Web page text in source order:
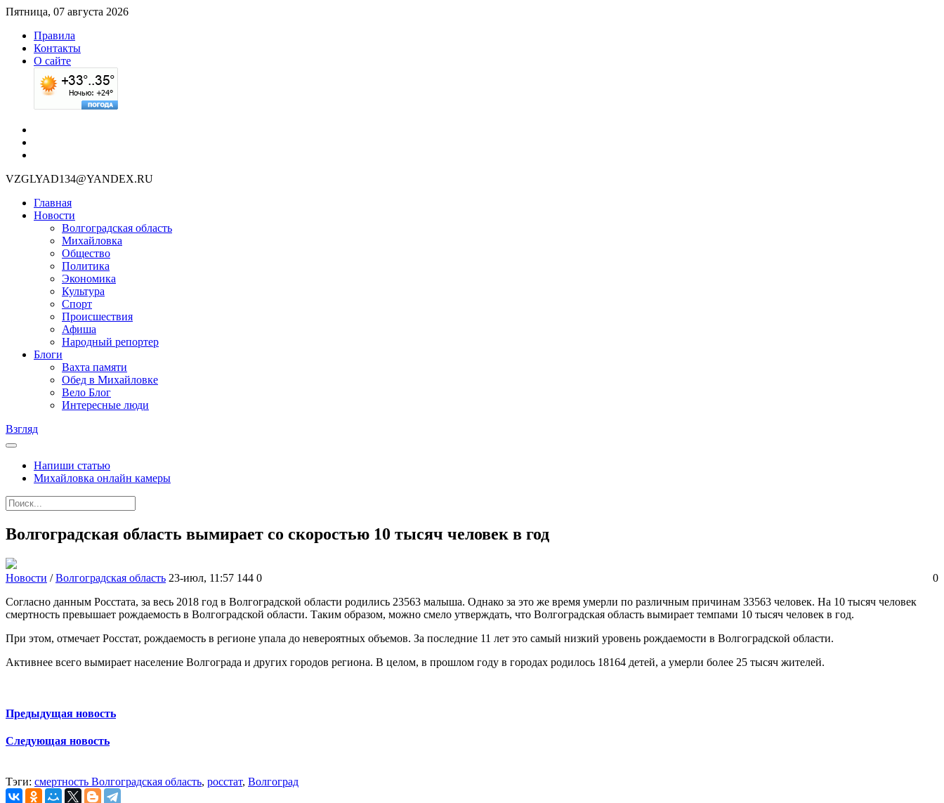
Пятница, 07 августа 2026
Правила
Контакты
О сайте
VZGLYAD134@YANDEX.RU
Главная
Новости
Волгоградская область
Михайловка
Общество
Политика
Экономика
Культура
Спорт
Происшествия
Афиша
Народный репортер
Блоги
Вахта памяти
Обед в Михайловке
Вело Блог
Интересные люди
Взгляд
Напиши статью
Михайловка онлайн камеры
Волгоградская область вымирает со скоростью 10 тысяч человек в год
Новости /Волгоградская область 23-июл, 11:57 144 0
0
Согласно данным Росстата, за весь 2018 год в Волгоградской области родились 23563 малыша. Однако за это же время умерли по различным причинам 33563 человек. На 10 тысяч человек
смертность превышает рождаемость в Волгоградской области. Таким образом, можно смело утверждать, что Волгоградская область вымирает темпами 10 тысяч человек в год.
При этом, отмечает Росстат, рождаемость в регионе упала до невероятных объемов. За последние 11 лет это самый низкий уровень рождаемости в Волгоградской области.
Активнее всего вымирает население Волгограда и других городов региона. В целом, в прошлом году в городах родилось 18164 детей, а умерли более 25 тысяч жителей.
Предыдущая новость
Следующая новость
Тэги: смертность Волгоградская область, росстат, Волгоград